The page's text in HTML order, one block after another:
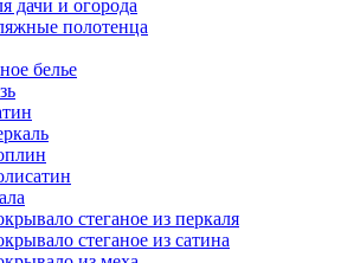
дачи и огорода
полотенца
белье
стеганое из перкаля
стеганое из сатина